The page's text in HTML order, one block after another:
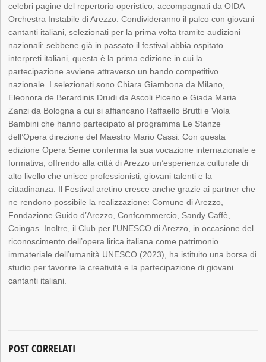
celebri pagine del repertorio operistico, accompagnati da OIDA
Orchestra Instabile di Arezzo. Condivideranno il palco con giovani
cantanti italiani, selezionati per la prima volta tramite audizioni
nazionali: sebbene già in passato il festival abbia ospitato
interpreti italiani, questa è la prima edizione in cui la
partecipazione avviene attraverso un bando competitivo
nazionale. I selezionati sono Chiara Giambona da Milano,
Eleonora de Berardinis Drudi da Ascoli Piceno e Giada Maria
Zanzi da Bologna a cui si affiancano Raffaello Brutti e Viola
Bambini che hanno partecipato al programma Le Stanze
dell’Opera direzione del Maestro Mario Cassi. Con questa
edizione Opera Seme conferma la sua vocazione internazionale e
formativa, offrendo alla città di Arezzo un’esperienza culturale di
alto livello che unisce professionisti, giovani talenti e la
cittadinanza. Il Festival aretino cresce anche grazie ai partner che
ne rendono possibile la realizzazione: Comune di Arezzo,
Fondazione Guido d’Arezzo, Confcommercio, Sandy Caffè,
Coingas. Inoltre, il Club per l’UNESCO di Arezzo, in occasione del
riconoscimento dell’opera lirica italiana come patrimonio
immateriale dell’umanità UNESCO (2023), ha istituito una borsa di
studio per favorire la creatività e la partecipazione di giovani
cantanti italiani.
POST CORRELATI